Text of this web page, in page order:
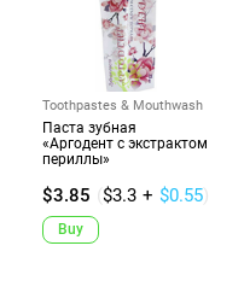
Toothpastes & Mouthwash
Паста зубная
«Аргодент с экстрактом
периллы»
$3.85 ($3.3 + $0.55)
Buy